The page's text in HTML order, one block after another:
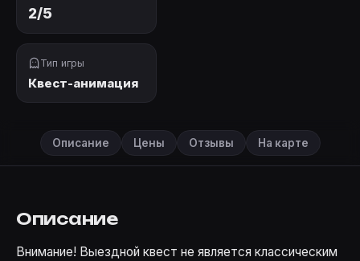
2/5
Тип игры
Квест-анимация
Описание Цены Отзывы На карте
Описание
Внимание! Выездной квест не является классическим